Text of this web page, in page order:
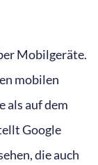
Mobilgeräte.
mobilen
als auf dem
Google
die auch